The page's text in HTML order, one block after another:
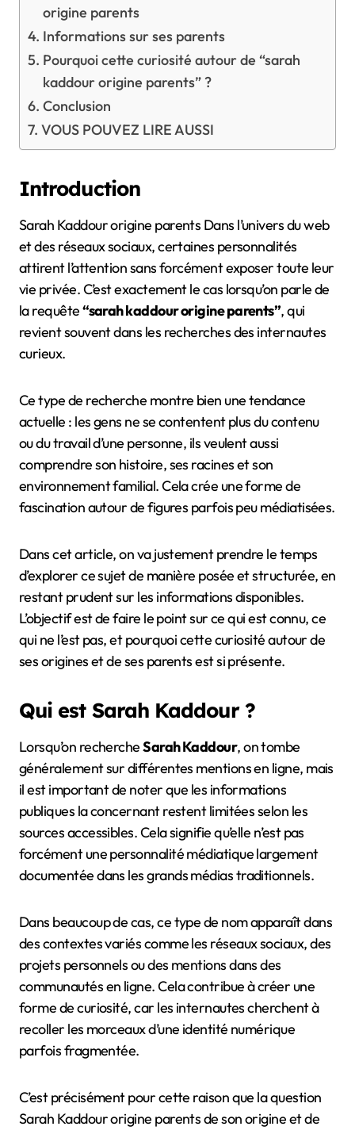
origine parents
Informations sur ses parents
Pourquoi cette curiosité autour de “sarah
kaddour origine parents” ?
Conclusion
VOUS POUVEZ LIRE AUSSI
Introduction
Sarah Kaddour origine parents Dans l’univers du web
et des réseaux sociaux, certaines personnalités
attirent l’attention sans forcément exposer toute leur
vie privée. C’est exactement le cas lorsqu’on parle de
la requête“sarah kaddour origine parents”, qui
revient souvent dans les recherches des internautes
curieux.
Ce type de recherche montre bien une tendance
actuelle : les gens ne se contentent plus du contenu
ou du travail d’une personne, ils veulent aussi
comprendre son histoire, ses racines et son
environnement familial. Cela crée une forme de
fascination autour de figures parfois peu médiatisées.
Dans cet article, on va justement prendre le temps
d’explorer ce sujet de manière posée et structurée, en
restant prudent sur les informations disponibles.
L’objectif est de faire le point sur ce qui est connu, ce
qui ne l’est pas, et pourquoi cette curiosité autour de
ses origines et de ses parents est si présente.
Qui est Sarah Kaddour ?
Lorsqu’on rechercheSarah Kaddour, on tombe
généralement sur différentes mentions en ligne, mais
il est important de noter que les informations
publiques la concernant restent limitées selon les
sources accessibles. Cela signifie qu’elle n’est pas
forcément une personnalité médiatique largement
documentée dans les grands médias traditionnels.
Dans beaucoup de cas, ce type de nom apparaît dans
des contextes variés comme les réseaux sociaux, des
projets personnels ou des mentions dans des
communautés en ligne. Cela contribue à créer une
forme de curiosité, car les internautes cherchent à
recoller les morceaux d’une identité numérique
parfois fragmentée.
C’est précisément pour cette raison que la question
Sarah Kaddour origine parents de son origine et de